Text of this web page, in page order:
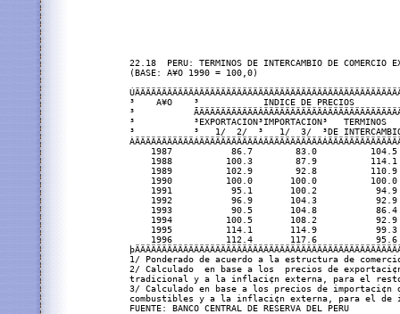
22.18  PERU: TERMINOS DE INTERCAMBIO DE
(BASE: A¥O 1990 = 100,0)
³    A¥O    ³            INDICE DE PRECIOS         ³
³
³           ³EXPORTACION³IMPORTACION³   TERMINOS
³           ³   1/  2/  ³   1/  3/  ³DE
1987           86.7        83.0
1988          100.3        87.9
1989          102.9        92.8
1990          100.0       100.0
1991           95.1       100.2
1992           96.9       104.3
1993           90.5       104.8
1994          100.5       108.2
1995          114.1       114.9
1996          112.4       117.6
1/ Ponderado de acuerdo a la estructura de
2/ Calculado  en base a los  precios de
tradicional y a la inflaci¢n externa, para el resto
3/ Calculado en base a los precios de importaci¢n
combustibles y a la inflaci¢n externa, para el de
FUENTE: BANCO CENTRAL DE RESERVA DEL PERU